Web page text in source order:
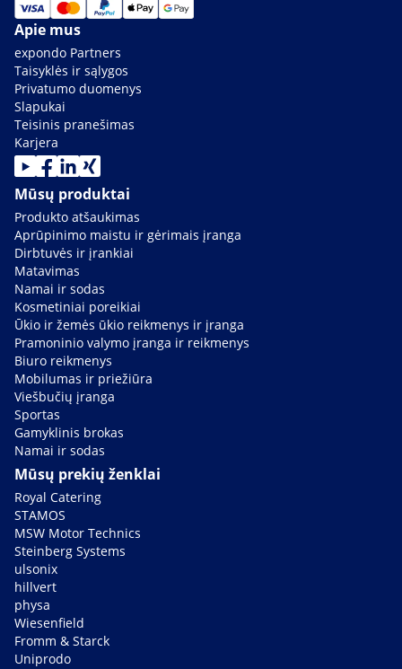
Apie mus
expondo Partners
Taisyklės ir sąlygos
Privatumo duomenys
Slapukai
Teisinis pranešimas
Karjera
Mūsų produktai
Produkto atšaukimas
Aprūpinimo maistu ir gėrimais įranga
Dirbtuvės ir įrankiai
Matavimas
Namai ir sodas
Kosmetiniai poreikiai
Ūkio ir žemės ūkio reikmenys ir įranga
Pramoninio valymo įranga ir reikmenys
Biuro reikmenys
Mobilumas ir priežiūra
Viešbučių įranga
Sportas
Gamyklinis brokas
Namai ir sodas
Mūsų prekių ženklai
Royal Catering
STAMOS
MSW Motor Technics
Steinberg Systems
ulsonix
hillvert
physa
Wiesenfield
Fromm & Starck
Uniprodo